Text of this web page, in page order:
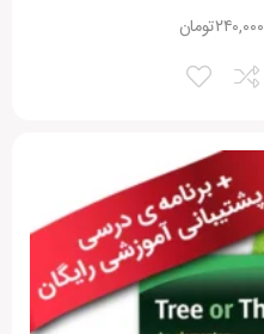
تومان۲۴۰,۰۰۰